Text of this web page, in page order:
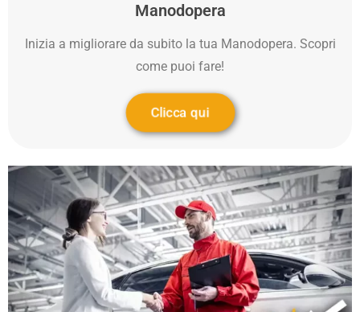
Manodopera
Inizia a migliorare da subito la tua Manodopera. Scopri
come puoi fare!
Clicca qui